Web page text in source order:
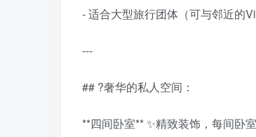
- 适合大型旅行团体（可与邻近的
---
## ?奢华的私人空间：
**四间卧室** ✨精致装饰，每间卧